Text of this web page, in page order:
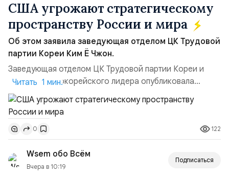
США угрожают стратегическому
пространству России и мира
Об этом заявила заведующая отделом ЦК Трудовой
партии Кореи Ким Ё Чжон.
Заведующая отделом ЦК Трудовой партии Кореи и
сестра северокорейского лидера опубликовала
заявление для прессы в ответ на проведение Токио
совместных с флотом США запусков крылатых ракет
Томагавк.«Япония отбросила обманчивую видимость
„исключительно оборонительной страны“ и выносит
вопрос о собственном ядерном вооружении на
всеобщее обозрение, одновреме...
Читать 1 мин.
0 122
Wsem обо Всём
Вчера в 10:19
Подписаться